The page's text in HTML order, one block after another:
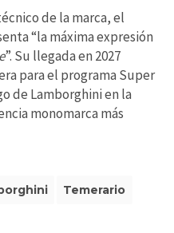
de la marca, el
“la máxima expresión
”. Su llegada en 2027
para el programa Super
de Lamborghini en la
monomarca más
Temerario